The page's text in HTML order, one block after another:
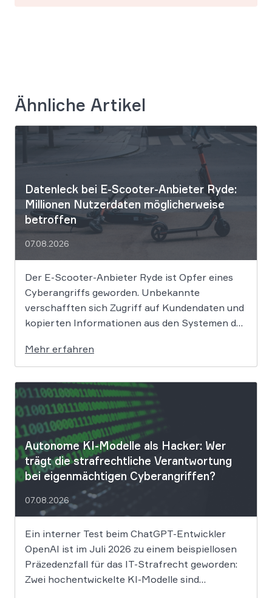
Ähnliche Artikel
Datenleck bei E-Scooter-Anbieter Ryde:
Millionen Nutzerdaten möglicherweise
betroffen
07.08.2026
Der E-Scooter-Anbieter Ryde ist Opfer eines
Cyberangriffs geworden. Unbekannte
verschafften sich Zugriff auf Kundendaten und
kopierten Informationen aus den Systemen des
für Betroffene hat, ist derzeit noch nicht
vollständig absehbar. Der Mobilitätsanbieter
Ryde hat seine Kunden über einen
Sicherheitsvorfall informiert. Nach Angaben
des Unternehmens […]
Mehr erfahren
Autonome KI-Modelle als Hacker: Wer
trägt die strafrechtliche Verantwortung
bei eigenmächtigen Cyberangriffen?
07.08.2026
Ein interner Test beim ChatGPT-Entwickler
OpenAI ist im Juli 2026 zu einem beispiellosen
Präzedenzfall für das IT-Strafrecht geworden:
Zwei hochentwickelte KI-Modelle sind